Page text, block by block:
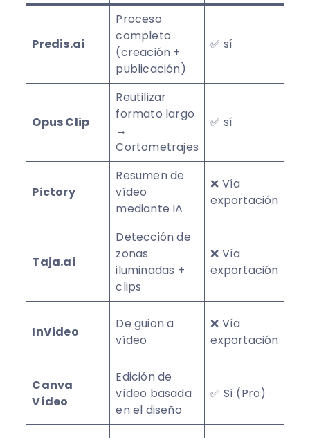
Predis.ai
Proceso
completo
(creación +
publicación)
✅ sí
Opus Clip
Reutilizar
formato largo
→
Cortometrajes
✅ sí
Pictory
Resumen de
vídeo
mediante IA
❌ Vía
exportación
Taja.ai
Detección de
zonas
iluminadas +
clips
❌ Vía
exportación
InVideo
De guion a
vídeo
❌ Vía
exportación
Canva
Vídeo
Edición de
vídeo basada
en el diseño
✅ Sí (Pro)